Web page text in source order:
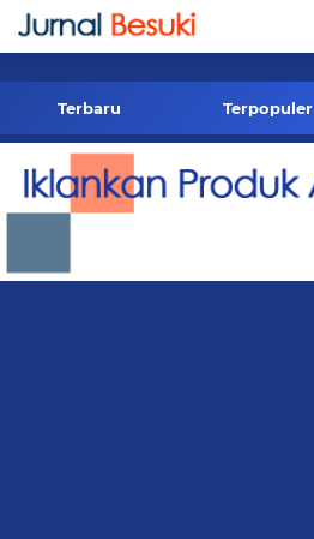
-->
Terbaru Terpopuler